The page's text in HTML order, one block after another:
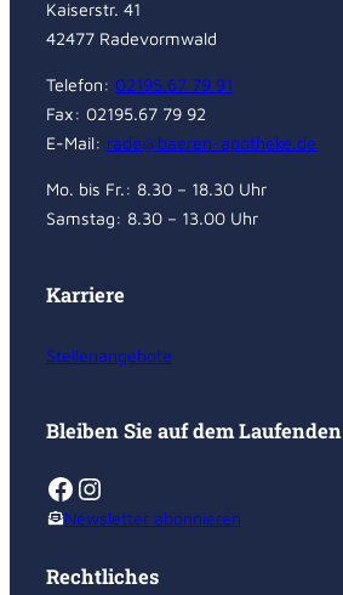
Kaiserstr. 41
42477 Radevormwald
Telefon: 02195.67 79 91
Fax: 02195.67 79 92
E-Mail: rade@baeren-apotheke.de
Mo. bis Fr.: 8.30 – 18.30 Uhr
Samstag: 8.30 – 13.00 Uhr
Karriere
Stellenangebote
Bleiben Sie auf dem Laufenden
Facebook
Instagram
Newsletter abonnieren
Rechtliches